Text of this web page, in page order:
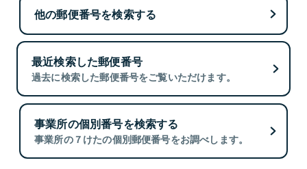
他の郵便番号を検索する
最近検索した郵便番号
過去に検索した郵便番号をご覧いただけます。
事業所の個別番号を検索する
事業所の７けたの個別郵便番号をお調べします。